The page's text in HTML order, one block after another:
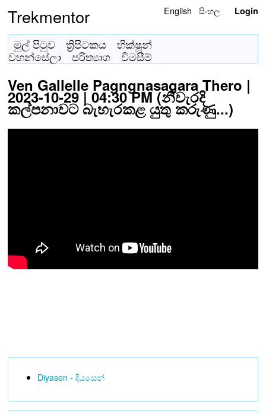
Trekmentor English සිංහල Login
මුල් පිටුව ත්‍රිපිටකය
භික්ෂූන්
වහන්සේලා
පරිත්‍යාග විමසීම්
Ven Gallelle Pagngnasagara Thero |
2023-10-29 | 04:30 PM (නිවැරදි
කල්පනාවට බැහැරකළ යුතු කරුණු...)
Diyasen - දියසෙන්